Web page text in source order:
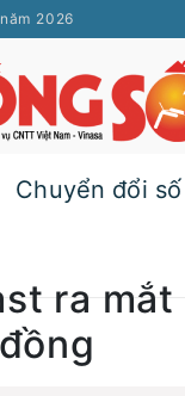
2026
Chuyển đổi số
ra